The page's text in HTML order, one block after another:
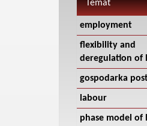
Temat
employment
flexibility and
deregulation of
gospodarka
labour
phase model of